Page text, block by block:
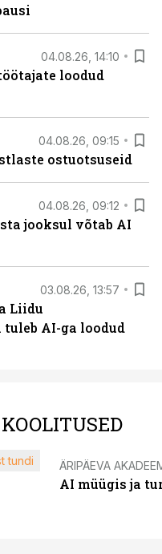
04.08.26, 14:10
loodud
04.08.26, 09:15
ostuotsuseid
04.08.26, 09:12
jooksul võtab AI
03.08.26, 13:57
Liidu
AI-ga loodud
tundi ÄRIPÄEVA
AI müügis ja